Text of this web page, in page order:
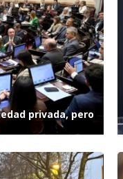
privada, pero